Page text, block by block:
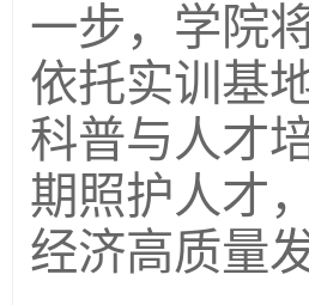
一步，学院
依托实训基
科普与人才
期照护人才
经济高质量